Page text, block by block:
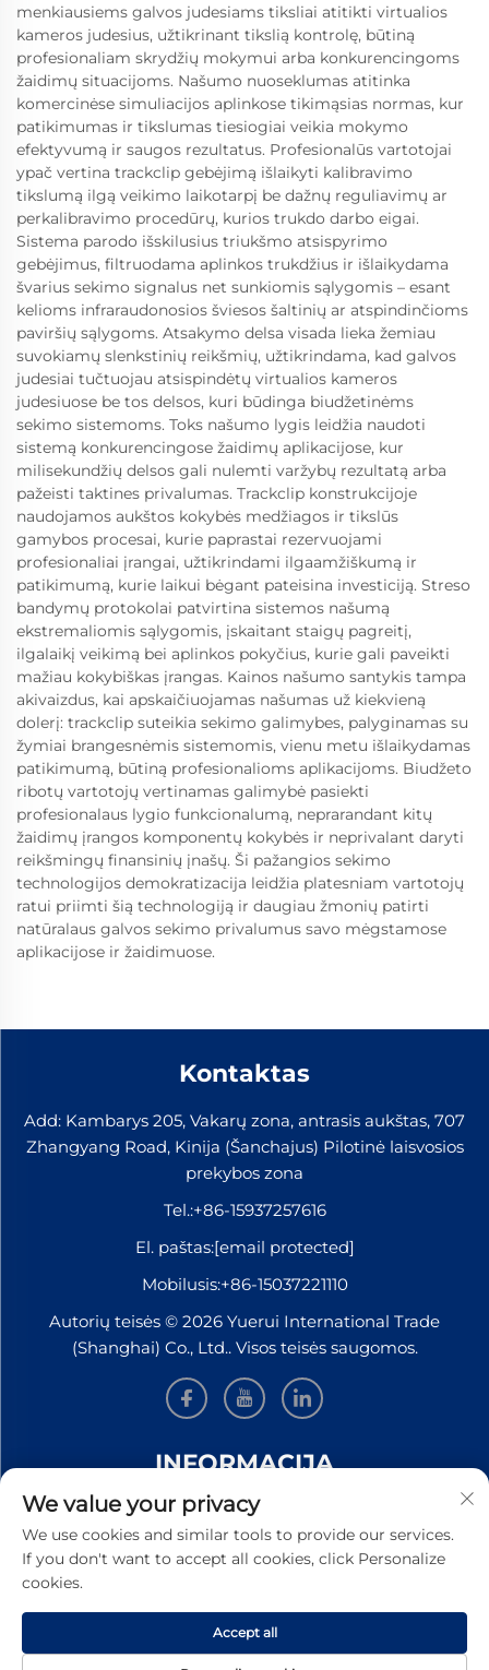
menkiausiems galvos judesiams tiksliai atitikti virtualios
kameros judesius, užtikrinant tikslią kontrolę, būtiną
profesionaliam skrydžių mokymui arba konkurencingoms
žaidimų situacijoms. Našumo nuoseklumas atitinka
komercinėse simuliacijos aplinkose tikimąsias normas, kur
patikimumas ir tikslumas tiesiogiai veikia mokymo
efektyvumą ir saugos rezultatus. Profesionalūs vartotojai
ypač vertina trackclip gebėjimą išlaikyti kalibravimo
tikslumą ilgą veikimo laikotarpį be dažnų reguliavimų ar
perkalibravimo procedūrų, kurios trukdo darbo eigai.
Sistema parodo išskilusius triukšmo atsispyrimo
gebėjimus, filtruodama aplinkos trukdžius ir išlaikydama
švarius sekimo signalus net sunkiomis sąlygomis – esant
kelioms infraraudonosios šviesos šaltinių ar atspindinčioms
paviršių sąlygoms. Atsakymo delsa visada lieka žemiau
suvokiamų slenkstinių reikšmių, užtikrindama, kad galvos
judesiai tučtuojau atsispindėtų virtualios kameros
judesiuose be tos delsos, kuri būdinga biudžetinėms
sekimo sistemoms. Toks našumo lygis leidžia naudoti
sistemą konkurencingose žaidimų aplikacijose, kur
milisekundžių delsos gali nulemti varžybų rezultatą arba
pažeisti taktines privalumas. Trackclip konstrukcijoje
naudojamos aukštos kokybės medžiagos ir tikslūs
gamybos procesai, kurie paprastai rezervuojami
profesionaliai įrangai, užtikrindami ilgaamžiškumą ir
patikimumą, kurie laikui bėgant pateisina investiciją. Streso
bandymų protokolai patvirtina sistemos našumą
ekstremaliomis sąlygomis, įskaitant staigų pagreitį,
ilgalaikį veikimą bei aplinkos pokyčius, kurie gali paveikti
mažiau kokybiškas įrangas. Kainos našumo santykis tampa
akivaizdus, kai apskaičiuojamas našumas už kiekvieną
dolerį: trackclip suteikia sekimo galimybes, palyginamas su
žymiai brangesnėmis sistemomis, vienu metu išlaikydamas
patikimumą, būtiną profesionalioms aplikacijoms. Biudžeto
ribotų vartotojų vertinamas galimybė pasiekti
profesionalaus lygio funkcionalumą, neprarandant kitų
žaidimų įrangos komponentų kokybės ir neprivalant daryti
reikšmingų finansinių įnašų. Ši pažangios sekimo
technologijos demokratizacija leidžia platesniam vartotojų
ratui priimti šią technologiją ir daugiau žmonių patirti
natūralaus galvos sekimo privalumus savo mėgstamose
aplikacijose ir žaidimuose.
Kontaktas
Add: Kambarys 205, Vakarų zona, antrasis aukštas, 707
Zhangyang Road, Kinija (Šanchajus) Pilotinė laisvosios
prekybos zona
Tel.:+86-15937257616
El. paštas:[email protected]
Mobilusis:+86-15037221110
Autorių teisės © 2026 Yuerui International Trade
(Shanghai) Co., Ltd.. Visos teisės saugomos.
INFORMACIJA
Užsiregistruokite, kad gautumėte mūsų savaitinį
naujienlaiškį
PATEIKTI
We value your privacy
We use cookies and similar tools to provide our services.
If you don't want to accept all cookies, click Personalize
cookies.
Accept all